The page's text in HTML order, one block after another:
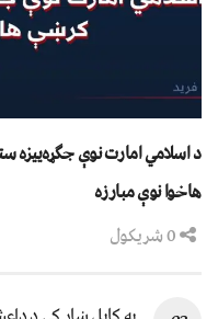
د اسلامي امارت نوې جګړه‌ییزه
هاخوا نوې مبارزه